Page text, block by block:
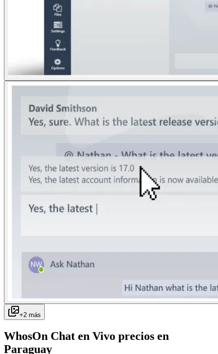
+2 más
WhosOn Chat en Vivo precios en
Paraguay